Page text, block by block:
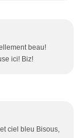
beau!
ici! Biz!
ciel bleu Bisous,